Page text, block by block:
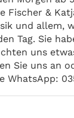
Fischer &
und allem,
Tag. Sie
uns
Sie uns an
WhatsApp: